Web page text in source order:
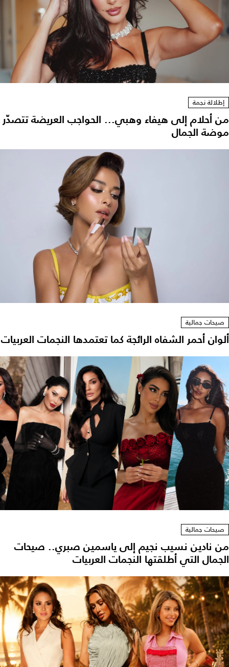
إطلالة نجمة
من أحلام إلى هيفاء وهبي... الحواجب العريضة تتصدّر
موضة الجمال
صيحات جمالية
ألوان أحمر الشفاه الرائجة كما تعتمدها النجمات العربيات
صيحات جمالية
من نادين نسيب نجيم إلى ياسمين صبري.. صيحات
الجمال التي أطلقتها النجمات العربيات